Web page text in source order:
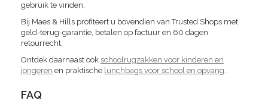
gebruik te vinden.
Bij Maes & Hills profiteert u bovendien van Trusted Shops met
geld-terug-garantie, betalen op factuur en 60 dagen
retourrecht.
Ontdek daarnaast ook schoolrugzakken voor kinderen en
jongeren en praktische lunchbags voor school en opvang.
FAQ